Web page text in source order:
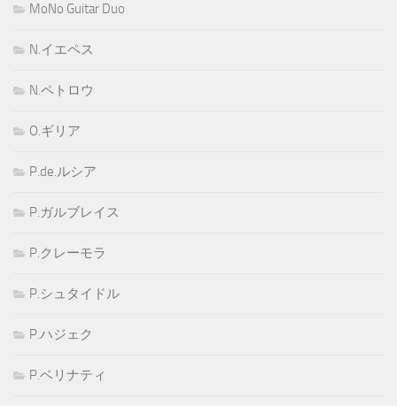
MoNo Guitar Duo
N.イエペス
N.ペトロウ
O.ギリア
P.de.ルシア
P.ガルブレイス
P.クレーモラ
P.シュタイドル
P.ハジェク
P.ベリナティ